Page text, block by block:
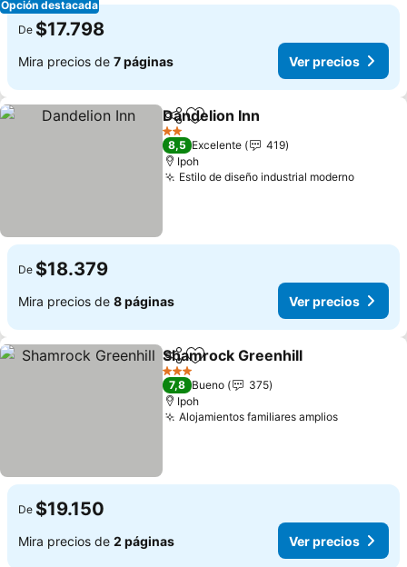
Opción destacada
De $17.798
Mira precios de 7 páginas Ver precios
CompartirAgregar a favoritos
Dandelion Inn
2 Estrellas
8,5 Excelente
419
Ipoh
Estilo de diseño industrial moderno
De $18.379
Mira precios de 8 páginas Ver precios
CompartirAgregar a favoritos
Shamrock Greenhill
3 Estrellas
7,8 Bueno
375
Ipoh
Alojamientos familiares amplios
De $19.150
Mira precios de 2 páginas Ver precios